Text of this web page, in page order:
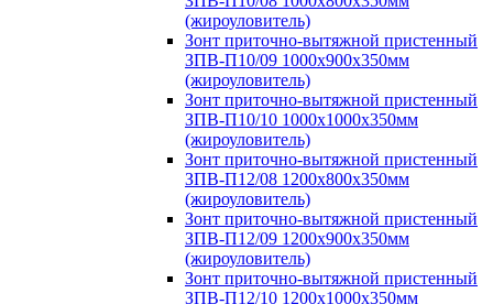
(жироуловитель)
Зонт приточно-вытяжной пристенный
ЗПВ-П10/09 1000х900х350мм
(жироуловитель)
Зонт приточно-вытяжной пристенный
ЗПВ-П10/10 1000х1000х350мм
(жироуловитель)
Зонт приточно-вытяжной пристенный
ЗПВ-П12/08 1200х800х350мм
(жироуловитель)
Зонт приточно-вытяжной пристенный
ЗПВ-П12/09 1200х900х350мм
(жироуловитель)
Зонт приточно-вытяжной пристенный
ЗПВ-П12/10 1200х1000х350мм